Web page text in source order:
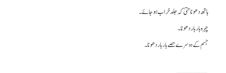
ہاتھ دھونا حتیٰ کہ جلد خراب ہو جائے۔
چہرہ بار بار دھونا۔
جسم کے دوسرے حصے بار بار دھونا۔